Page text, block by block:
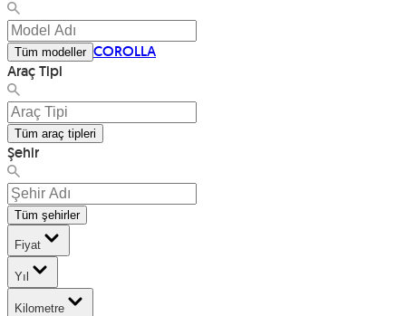
Tüm modeller COROLLA
Araç Tipi
Tüm araç tipleri
Şehir
Tüm şehirler
Fiyat
Yıl
Kilometre